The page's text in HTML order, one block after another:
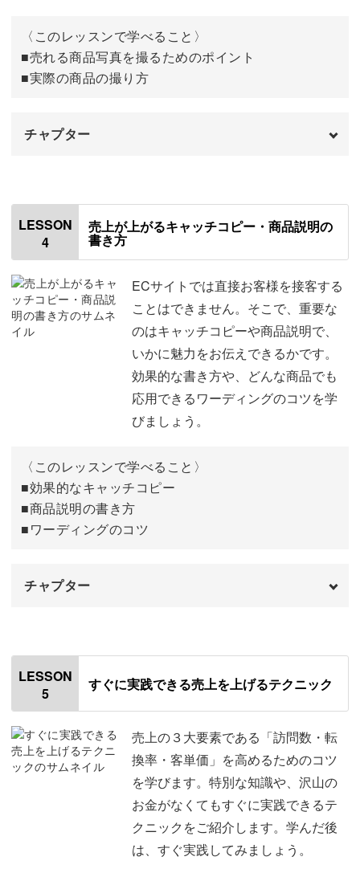
自社EC
おわりに
〈このレッスンで学べること〉
■売れる商品写真を撮るためのポイント
■実際の商品の撮り方
チャプター
はじめに
商品写真の捉え方
覚えておくべきカメラの3大要素 10:06
構図のパターンについて 20:17
写真を見るときのポイント 24:54
28:03
LESSON
4
売上が上がるキャッチコピー・商品説明の
書き方
ECサイトでは直接お客様を接客する
ことはできません。そこで、重要な
のはキャッチコピーや商品説明で、
いかに魅力をお伝えできるかです。
効果的な書き方や、どんな商品でも
応用できるワーディングのコツを学
びましょう。
〈このレッスンで学べること〉
■効果的なキャッチコピー
■商品説明の書き方
■ワーディングのコツ
チャプター
はじめに
ターゲット設定
買ってもらえるキャッチコピーの肝 07:21
キャッチコピー戦略 13:38
すぐに使えるキャッチコピー 20:24
LESSON
5
すぐに実践できる売上を上げるテクニック
売上の３大要素である「訪問数・転
換率・客単価」を高めるためのコツ
を学びます。特別な知識や、沢山の
お金がなくてもすぐに実践できるテ
クニックをご紹介します。学んだ後
は、すぐ実践してみましょう。